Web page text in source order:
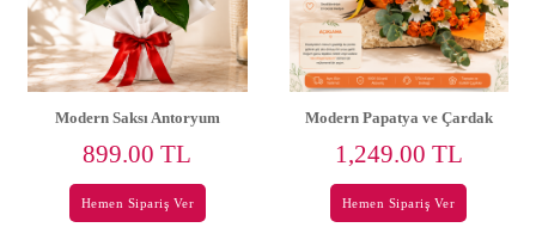
Modern Saksı Antoryum
899.00 TL
Hemen Sipariş Ver
Modern Papatya ve Çardak
1,249.00 TL
Hemen Sipariş Ver